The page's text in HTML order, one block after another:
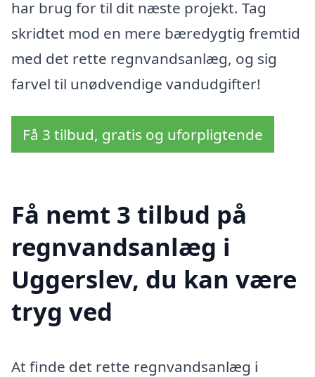
har brug for til dit næste projekt. Tag
skridtet mod en mere bæredygtig fremtid
med det rette regnvandsanlæg, og sig
farvel til unødvendige vandudgifter!
Få 3 tilbud, gratis og uforpligtende
Få nemt 3 tilbud på
regnvandsanlæg i
Uggerslev, du kan være
tryg ved
At finde det rette regnvandsanlæg i